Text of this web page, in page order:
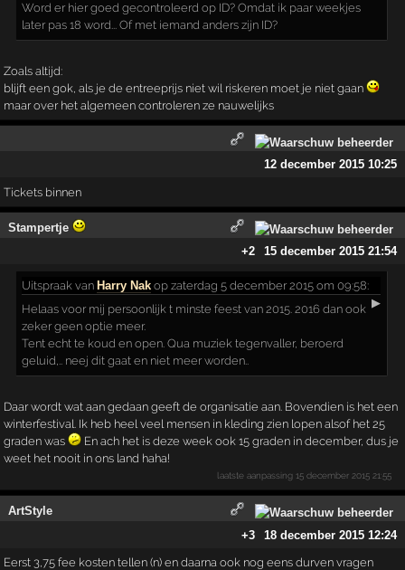
Word er hier goed gecontroleerd op ID? Omdat ik paar weekjes
later pas 18 word... Of met iemand anders zijn ID?
Zoals altijd:
blijft een gok, als je de entreeprijs niet wil riskeren moet je niet gaan
maar over het algemeen controleren ze nauwelijks
12 december 2015 10:25
Tickets binnen
Stampertje
+2
15 december 2015 21:54
Uitspraak van Harry Nak op zaterdag 5 december 2015 om 09:58:
▶
Helaas voor mij persoonlijk t minste feest van 2015. 2016 dan ook
zeker geen optie meer.
Tent echt te koud en open. Qua muziek tegenvaller, beroerd
geluid,.. neej dit gaat en niet meer worden..
Daar wordt wat aan gedaan geeft de organisatie aan. Bovendien is het een
winterfestival. Ik heb heel veel mensen in kleding zien lopen alsof het 25
graden was
En ach het is deze week ook 15 graden in december, dus je
weet het nooit in ons land haha!
laatste aanpassing15 december 2015 21:55
ArtStyle
+3
18 december 2015 12:24
Eerst 3,75 fee kosten tellen (n) en daarna ook nog eens durven vragen